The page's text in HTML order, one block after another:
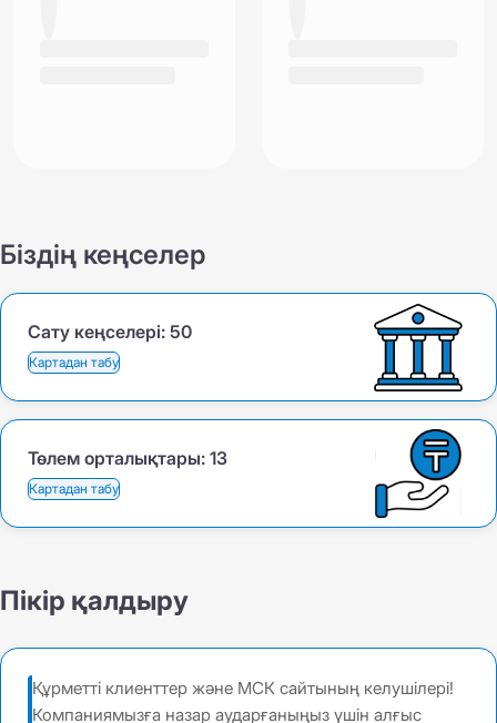
Біздің кеңселер
Сату кеңселері: 50
Картадан табу
Төлем орталықтары: 13
Картадан табу
Пікір қалдыру
Құрметті клиенттер және МСК сайтының келушілері!
Компаниямызға назар аударғаныңыз үшін алғыс